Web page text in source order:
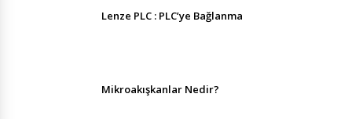
Lenze PLC : PLC’ye Bağlanma
Mikroakışkanlar Nedir?